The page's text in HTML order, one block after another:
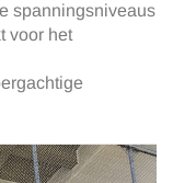
spanningsniveaus
voor het